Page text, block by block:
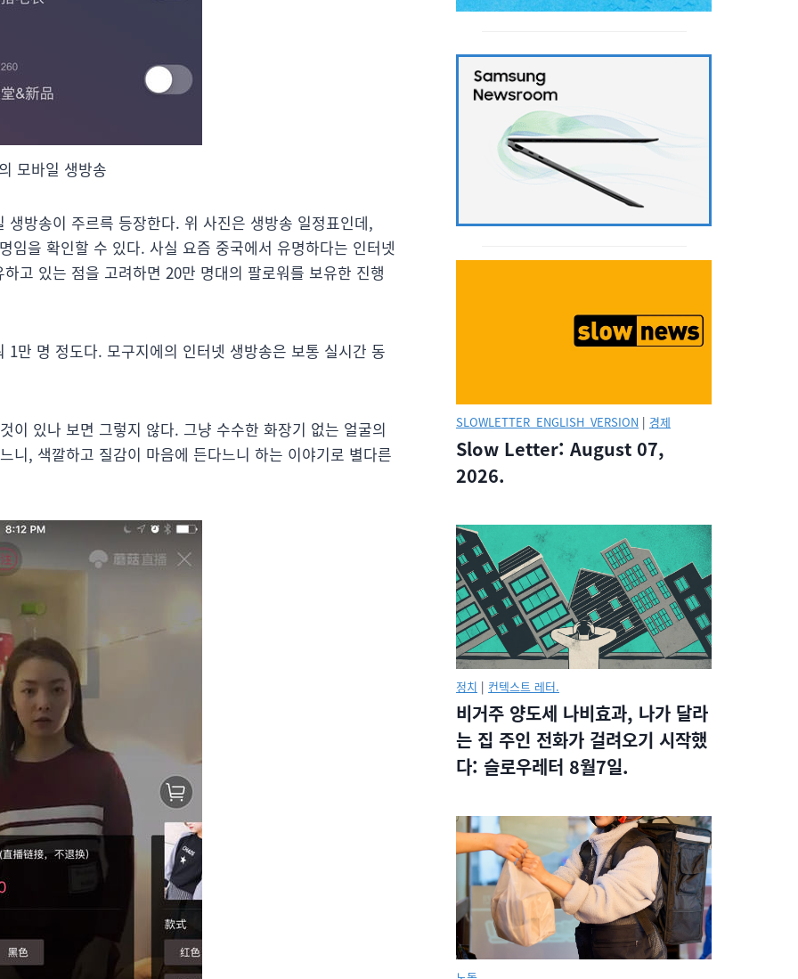
모바일 생방송
방송이 주르륵 등장한다. 위 사진은 생방송 일정표인데,
을 확인할 수 있다. 사실 요즘 중국에서 유명하다는 인터넷
고 있는 점을 고려하면 20만 명대의 팔로워를 보유한 진행
만 명 정도다. 모구지에의 인터넷 생방송은 보통 실시간 동
이 있나 보면 그렇지 않다. 그냥 수수한 화장기 없는 얼굴의
니, 색깔하고 질감이 마음에 든다느니 하는 이야기로 별다른
SLOWLETTER_ENGLISH_VERSION | 경제
Slow Letter: August 07,
2026.
정치 | 컨텍스트 레터.
비거주 양도세 나비효과, 나가 달라
는 집 주인 전화가 걸려오기 시작했
다: 슬로우레터 8월7일.